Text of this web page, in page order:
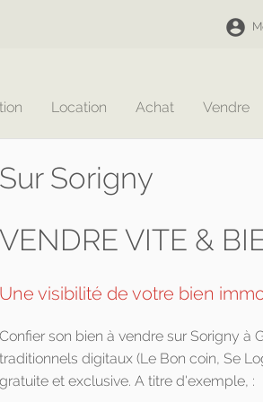
Location Achat Vendre
Sur Sorigny
VENDRE VITE &
Une visibilité de votre bien
Confier son bien à vendre sur Sorigny à
traditionnels digitaux (Le Bon coin, Se
gratuite et exclusive. A titre d'exemple, :